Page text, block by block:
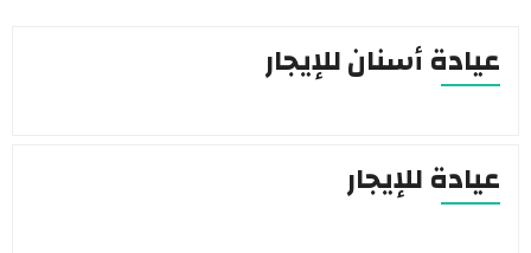
عيادة أسنان للإيجار
عيادة للإيجار